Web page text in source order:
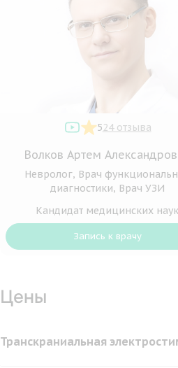
524 отзыва
Волков Артем
Невролог, Врач
диагностики, Врач УЗИ
Кандидат медицинских наук
Запись к врачу
Цены
Транскраниальная